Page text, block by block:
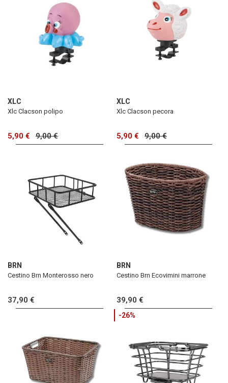
XLC
Xlc Clacson polipo
5,90 € 9,00 €
XLC
Xlc Clacson pecora
5,90 € 9,00 €
BRN
Cestino Brn Monterosso nero
37,90 €
BRN
Cestino Brn Ecovimini marrone
39,90 €
-26%